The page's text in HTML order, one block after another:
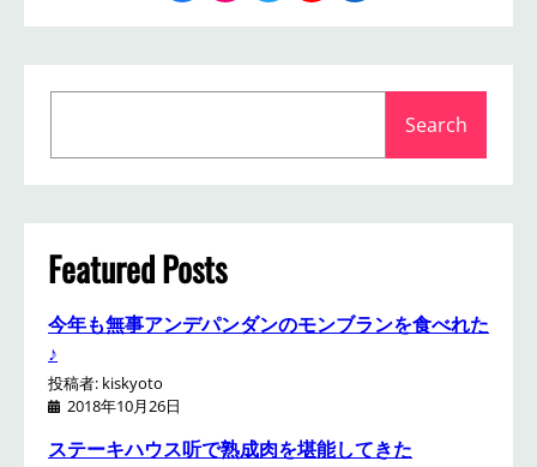
a
r
c
h
Search
Featured Posts
今年も無事アンデパンダンのモンブランを食べれた
♪
投稿者: kiskyoto
2018年10月26日
ステーキハウス听で熟成肉を堪能してきた